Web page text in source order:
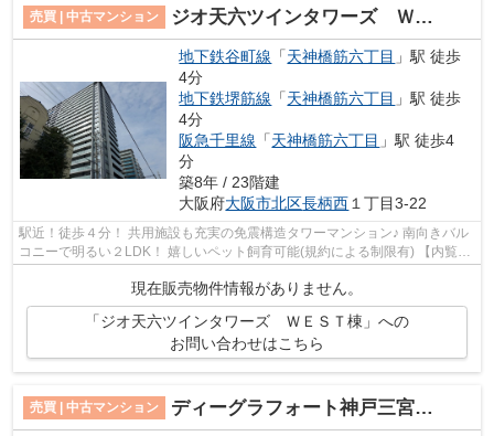
売買 | 中古マンション ジオ天六ツインタワーズ ＷＥＳＴ棟
地下鉄谷町線 「天神橋筋六丁目 」駅 徒歩
4分
地下鉄堺筋線 「天神橋筋六丁目 」駅 徒歩
4分
阪急千里線 「天神橋筋六丁目 」駅 徒歩4
分
築8年 / 23階建
大阪府大阪市北区長柄西 １丁目3-22
駅近！徒歩４分！ 共用施設も充実の免震構造タワーマンション♪ 南向きバル
コニーで明るい２LDK！ 嬉しいペット飼育可能(規約による制限有) 【内覧希
現在販売物件情報がありません。
「ジオ天六ツインタワーズ ＷＥＳＴ棟」への
お問い合わせはこちら
売買 | 中古マンション ディーグラフォート神戸三宮タワー